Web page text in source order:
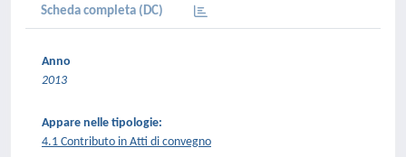
Scheda completa (DC)
Anno
2013
Appare nelle tipologie:
4.1 Contributo in Atti di convegno